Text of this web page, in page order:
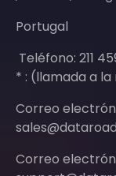
Portugal
Teléfono: 211
* : (llamada a
Correo
Correo